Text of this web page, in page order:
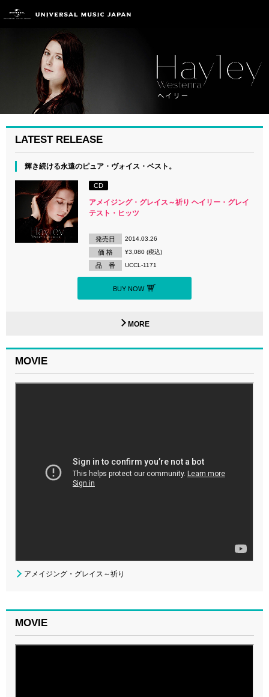
LATEST RELEASE
輝き続ける永遠のピュア・ヴォイス・ベスト。
CD
アメイジング・グレイス～祈り ヘイリー・グレイ
テスト・ヒッツ
発売日 2014.03.26
価 格 ¥3,080 (税込)
品 番 UCCL-1171
BUY NOW
MORE
MOVIE
アメイジング・グレイス～祈り
MOVIE